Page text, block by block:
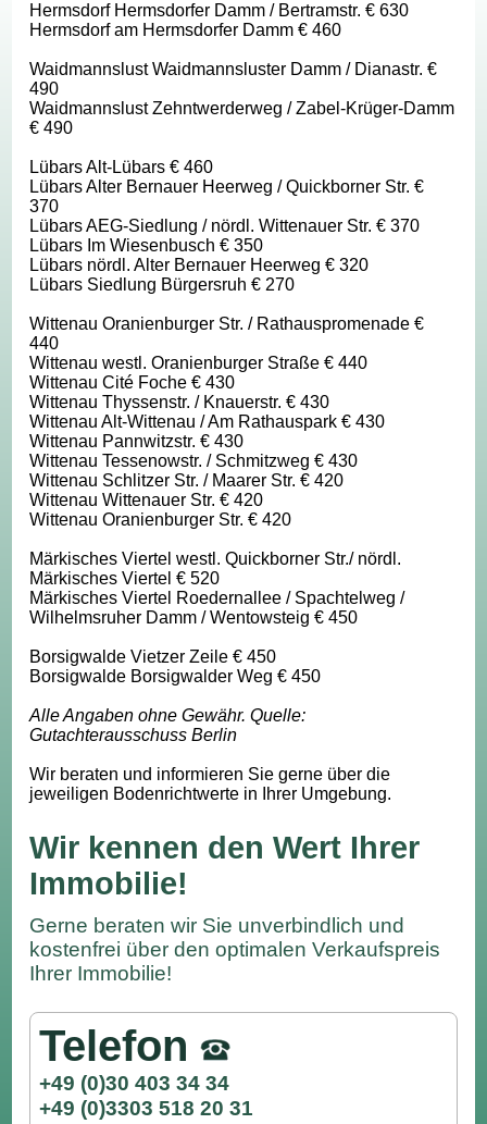
Hermsdorf Hermsdorfer Damm / Bertramstr. € 630
Hermsdorf am Hermsdorfer Damm € 460
Waidmannslust Waidmannsluster Damm / Dianastr. €
490
Waidmannslust Zehntwerderweg / Zabel-Krüger-Damm
€ 490
Lübars Alt-Lübars € 460
Lübars Alter Bernauer Heerweg / Quickborner Str. €
370
Lübars AEG-Siedlung / nördl. Wittenauer Str. € 370
Lübars Im Wiesenbusch € 350
Lübars nördl. Alter Bernauer Heerweg € 320
Lübars Siedlung Bürgersruh € 270
Wittenau Oranienburger Str. / Rathauspromenade €
440
Wittenau westl. Oranienburger Straße € 440
Wittenau Cité Foche € 430
Wittenau Thyssenstr. / Knauerstr. € 430
Wittenau Alt-Wittenau / Am Rathauspark € 430
Wittenau Pannwitzstr. € 430
Wittenau Tessenowstr. / Schmitzweg € 430
Wittenau Schlitzer Str. / Maarer Str. € 420
Wittenau Wittenauer Str. € 420
Wittenau Oranienburger Str. € 420
Märkisches Viertel westl. Quickborner Str./ nördl.
Märkisches Viertel € 520
Märkisches Viertel Roedernallee / Spachtelweg /
Wilhelmsruher Damm / Wentowsteig € 450
Borsigwalde Vietzer Zeile € 450
Borsigwalde Borsigwalder Weg € 450
Alle Angaben ohne Gewähr. Quelle:
Gutachterausschuss Berlin
Wir beraten und informieren Sie gerne über die
jeweiligen Bodenrichtwerte in Ihrer Umgebung.
Wir kennen den Wert Ihrer
Immobilie!
Gerne beraten wir Sie unverbindlich und
kostenfrei über den optimalen Verkaufspreis
Ihrer Immobilie!
Telefon
+49 (0)30 403 34 34
+49 (0)3303 518 20 31